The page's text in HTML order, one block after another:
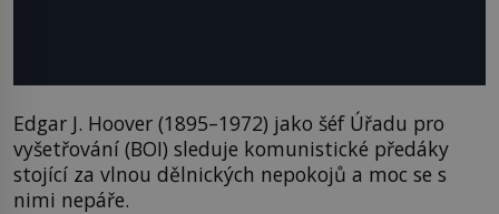
Edgar J. Hoover (1895–1972) jako šéf Úřadu pro
vyšetřování (BOI) sleduje komunistické předáky
stojící za vlnou dělnických nepokojů a moc se s
nimi nepáře.